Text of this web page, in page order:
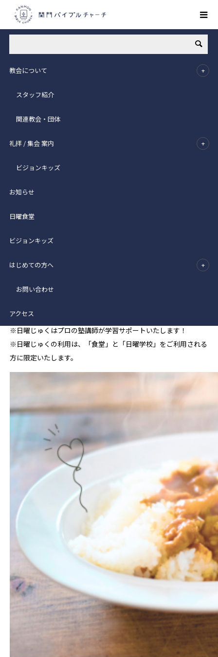
教会について
スタッフ紹介
関連教会・団体
礼拝 / 集会 案内
ビジョンキッズ
お知らせ
日曜食堂
ビジョンキッズ
はじめての方へ
お問い合わせ
アクセス
しんしも日曜食堂オープン！【3月29日
世代や国籍を問わず、どなたでもご利用いただける食堂です！
【確定開催日】3月29日、4月5日、4月19日、以降の日程は順次
【開催日】月に2回を予定（隔週）。開催日は『しんしも日曜食
堂』のインスタおよび公式LINEでお知らせいたします。
の全額がカンボジアの子ども支援に充てられます。）
【時間】12：30スタート。（ラストオーダーは13：20）
【ランチ後のスケジュール】
② 日曜じゅく 15：00～
※日曜じゅくはプロの塾講師が学習サポートいたします！
※日曜じゅくの利用は、「食堂」と「日曜学校」をご利用される
方に限定いたします。